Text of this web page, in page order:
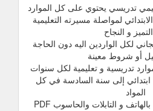
تدريسي يحتوي على كل الموارد
لمواصلة مسيرته التعليمية
و النجاح
لكل الواردين اليه دون الحاجة
أو شروط معينة
تدريسية و تعليمية لكل سنوات
ابتدائي إلى سنة السادسة في كل
المواد
و صور و مناسب للقراءة بالهاتف و التابلات والحاسوب PDF